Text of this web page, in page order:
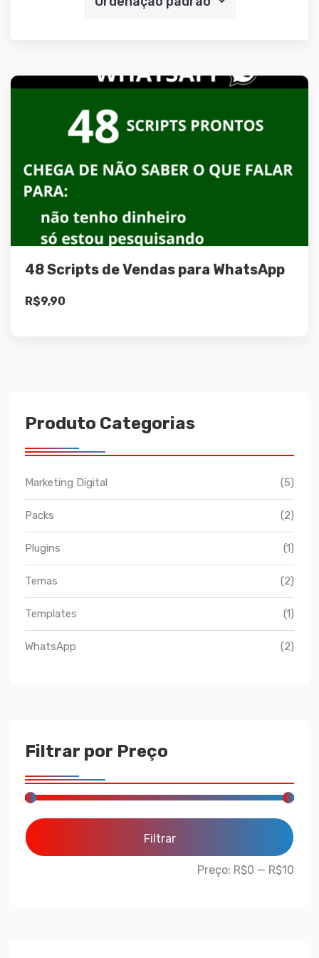
Produto Categorias
Marketing Digital (5)
Packs (2)
Plugins (1)
Temas (2)
Templates (1)
WhatsApp (2)
Filtrar por Preço
Filtrar
Preço: R$0 — R$10
48 Scripts de Vendas para WhatsApp
R$9,90
Detalhes
Adicionar ao
carrinho